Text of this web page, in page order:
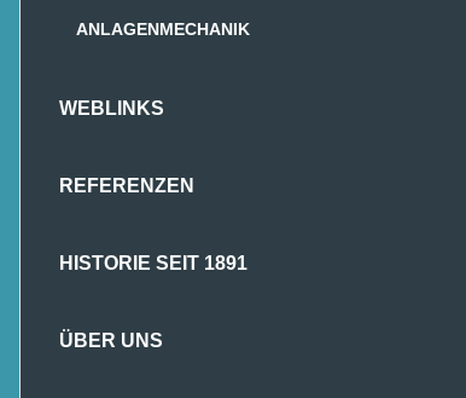
ANLAGENMECHANIK
WEBLINKS
REFERENZEN
HISTORIE SEIT 1891
ÜBER UNS